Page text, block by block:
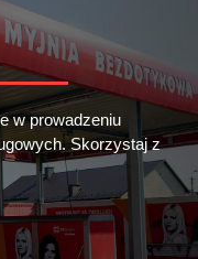
w prowadzeniu
Skorzystaj z